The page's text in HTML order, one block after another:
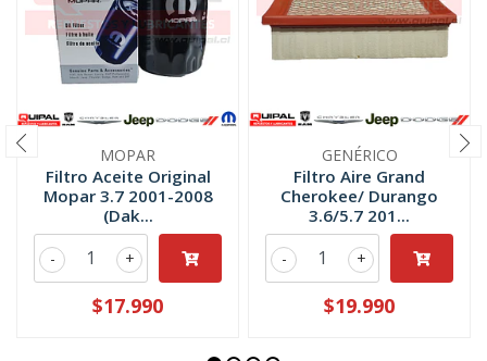
MOPAR
Filtro Aceite Original
Mopar 3.7 2001-2008
(Dak...
+
-
$17.990
GENÉRICO
Filtro Aire Grand
Cherokee/ Durango
3.6/5.7 201...
+
-
$19.990